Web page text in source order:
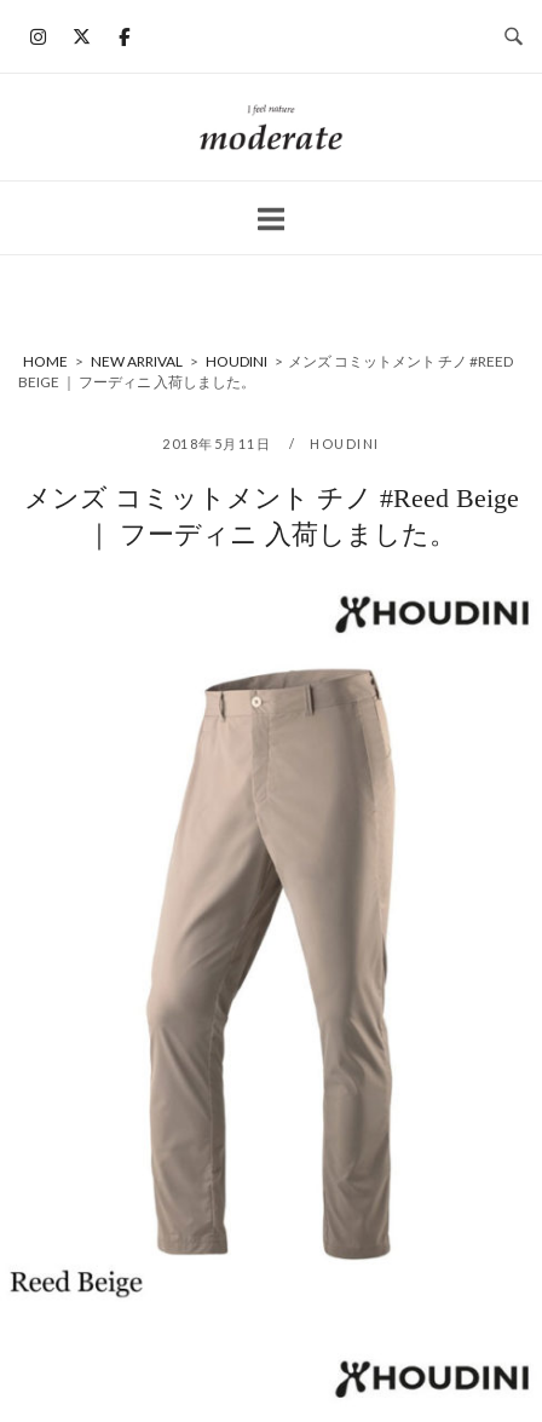
ホ
ー
HOME > NEW ARRIVAL > HOUDINI > メンズ コミットメント チノ #REED
BEIGE ｜ フーディニ 入荷しました。
2018年5月11日 HOUDINI
メンズ コミットメント チノ #Reed Beige
｜ フーディニ 入荷しました。